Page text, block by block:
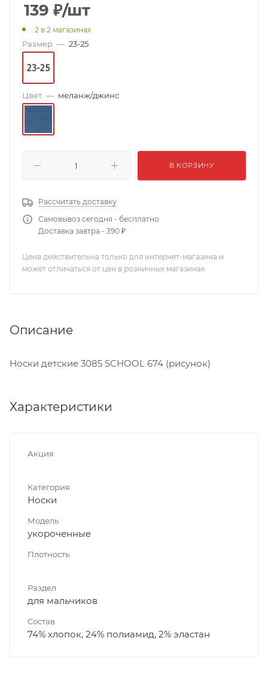
139 ₽/шт
: 2 в 2 магазинах
Размер — 23-25
Цвет — меланж/джинс
В КОРЗИНУ
Рассчитать доставку
Самовывоз сегодня - бесплатно
Доставка завтра - 390 ₽
Цена действительна только для интернет-магазина и
может отличаться от цен в розничных магазинах
Описание
Носки детские 3085 SCHOOL 674 (рисунок)
Характеристики
Акция
Категория
Носки
Модель
укороченные
Плотность
Раздел
для мальчиков
Состав
74% хлопок, 24% полиамид, 2% эластан